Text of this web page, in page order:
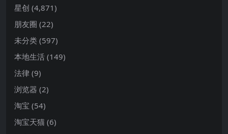
星创 (4,871)
朋友圈 (22)
未分类 (597)
本地生活 (149)
法律 (9)
浏览器 (2)
淘宝 (54)
淘宝天猫 (6)